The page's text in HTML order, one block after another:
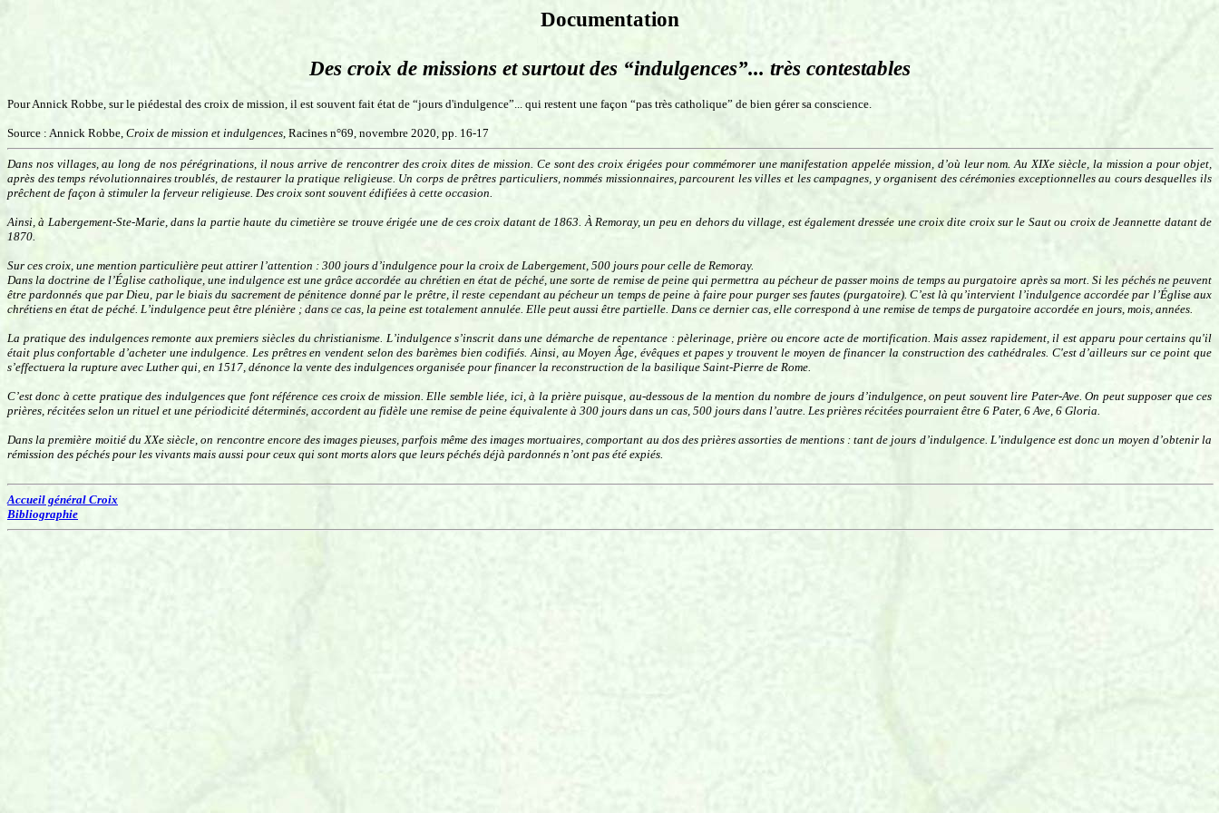
Documentation
Des croix de missions et surtout des “indulgences”... très contestables
Pour Annick Robbe, sur le piédestal des croix de mission, il est souvent fait état de “jours d'indulgence”... qui restent une façon “pas très catholique” de bien gérer sa conscience.
Source : Annick Robbe, Croix de mission et indulgences, Racines n°69, novembre 2020, pp. 16-17
Dans nos villages, au long de nos pérégrinations, il nous arrive de rencontrer des croix dites de mission. Ce sont des croix érigées pour commémorer une manifestation appelée mission, d’où leur nom. Au XIXe siècle, la mission a pour objet,
après des temps révolutionnaires troublés, de restaurer la pratique religieuse. Un corps de prêtres particuliers, nommés missionnaires, parcourent les villes et les campagnes, y organisent des cérémonies exceptionnelles au cours desquelles ils
prêchent de façon à stimuler la ferveur religieuse. Des croix sont souvent édifiées à cette occasion.
Ainsi, à Labergement-Ste-Marie, dans la partie haute du cimetière se trouve érigée une de ces croix datant de 1863. À Remoray, un peu en dehors du village, est également dressée une croix dite croix sur le Saut ou croix de Jeannette datant de
1870.
Sur ces croix, une mention particulière peut attirer l’attention : 300 jours d’indulgence pour la croix de Labergement, 500 jours pour celle de Remoray.
Dans la doctrine de l’Église catholique, une indulgence est une grâce accordée au chrétien en état de péché, une sorte de remise de peine qui permettra au pécheur de passer moins de temps au purgatoire après sa mort. Si les péchés ne peuvent
être pardonnés que par Dieu, par le biais du sacrement de pénitence donné par le prêtre, il reste cependant au pécheur un temps de peine à faire pour purger ses fautes (purgatoire). C’est là qu’intervient l’indulgence accordée par l’Église aux
chrétiens en état de péché. L’indulgence peut être plénière ; dans ce cas, la peine est totalement annulée. Elle peut aussi être partielle. Dans ce dernier cas, elle correspond à une remise de temps de purgatoire accordée en jours, mois, années.
La pratique des indulgences remonte aux premiers siècles du christianisme. L’indulgence s’inscrit dans une démarche de repentance : pèlerinage, prière ou encore acte de mortification. Mais assez rapidement, il est apparu pour certains qu'il
était plus confortable d’acheter une indulgence. Les prêtres en vendent selon des barèmes bien codifiés. Ainsi, au Moyen Âge, évêques et papes y trouvent le moyen de financer la construction des cathédrales. C'est d’ailleurs sur ce point que
s’effectuera la rupture avec Luther qui, en 1517, dénonce la vente des indulgences organisée pour financer la reconstruction de la basilique Saint-Pierre de Rome.
C’est donc à cette pratique des indulgences que font référence ces croix de mission. Elle semble liée, ici, à la prière puisque, au-dessous de la mention du nombre de jours d’indulgence, on peut souvent lire Pater-Ave. On peut supposer que ces
prières, récitées selon un rituel et une périodicité déterminés, accordent au fidèle une remise de peine équivalente à 300 jours dans un cas, 500 jours dans l’autre. Les prières récitées pourraient être 6 Pater, 6 Ave, 6 Gloria.
Dans la première moitié du XXe siècle, on rencontre encore des images pieuses, parfois même des images mortuaires, comportant au dos des prières assorties de mentions : tant de jours d’indulgence. L’indulgence est donc un moyen d’obtenir la
rémission des péchés pour les vivants mais aussi pour ceux qui sont morts alors que leurs péchés déjà pardonnés n’ont pas été expiés.
Accueil général Croix
Bibliographie